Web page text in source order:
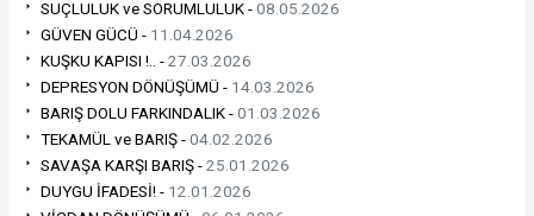
SUÇLULUK ve SORUMLULUK -08.05.2026
GÜVEN GÜCÜ - 11.04.2026
KUŞKU KAPISI !.. -27.03.2026
DEPRESYON DÖNÜŞÜMÜ - 14.03.2026
BARIŞ DOLU FARKINDALIK -01.03.2026
TEKAMÜL ve BARIŞ -04.02.2026
SAVAŞA KARŞI BARIŞ -25.01.2026
DUYGU İFADESİ! - 12.01.2026